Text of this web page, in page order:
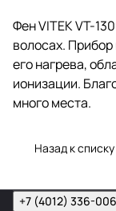
Фен VITEK VT-
волосах.
его нагрева,
ионизации.
много места.
Назад к списку
+7 (4012) 336-006